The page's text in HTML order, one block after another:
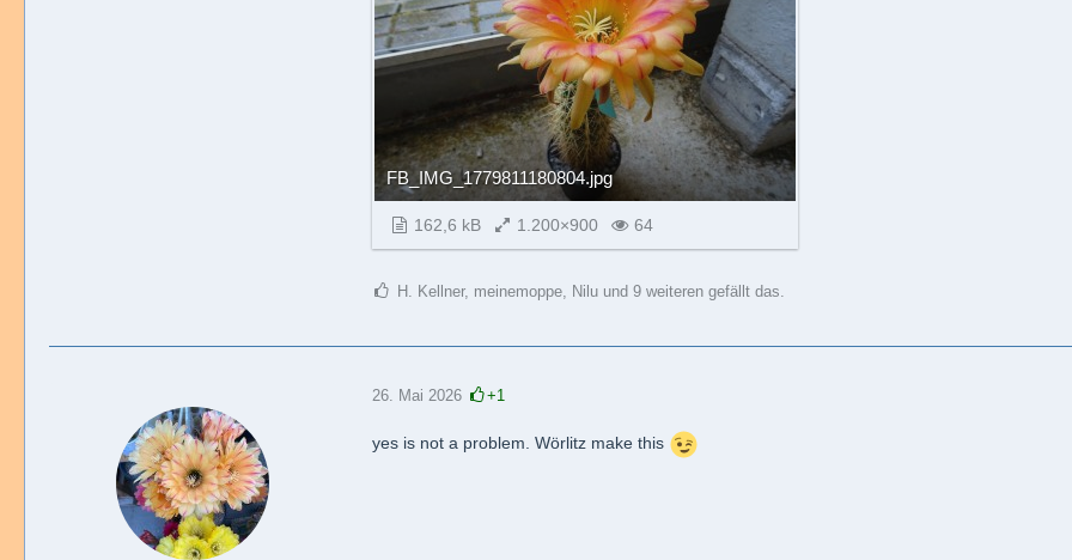
FB_IMG_1779811180804.jpg
162,6 kB 1.200×900 64
H. Kellner, meinemoppe, Nilu und 9 weiteren gefällt das.
26. Mai 2026 +1
yes is not a problem. Wörlitz make this